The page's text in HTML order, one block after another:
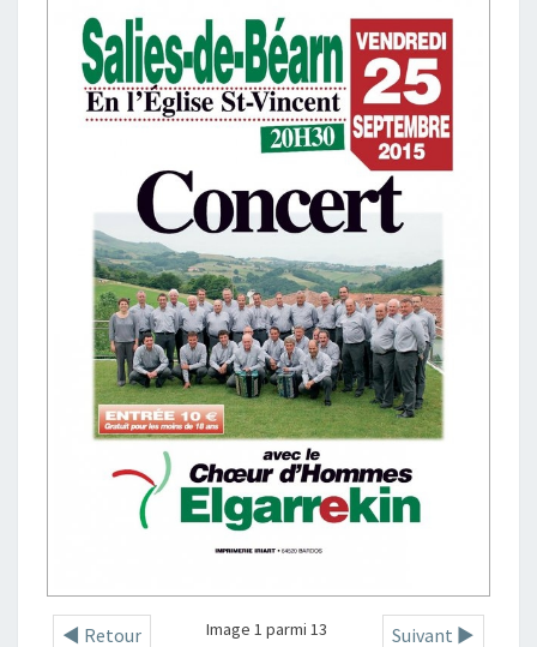
◄ Retour Suivant ►
Image 1 parmi 13